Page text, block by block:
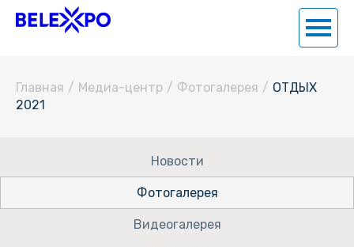
Главная / Медиа-центр / Фотогалерея / ОТДЫХ
2021
Новости
Фотогалерея
Видеогалерея